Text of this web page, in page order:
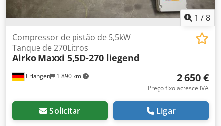
1 /8
Erlangen 1 890 km
Compressor de pistão de 5,5kW
Tanque de 270Litros
Airko Maxxi 5,5D-270 liegend
2 650 €
Preço fixo acresce IVA
Solicitar Ligar